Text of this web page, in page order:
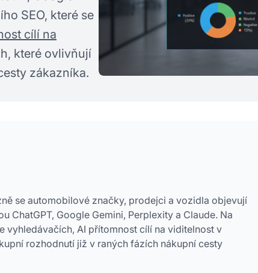
SEO, které se
cílí na
které ovlivňují
zákazníka.
se automobilové značky, prodejci a vozidla objevují
ChatGPT, Google Gemini, Perplexity a Claude. Na
vyhledávačích, AI přítomnost cílí na viditelnost v
rozhodnutí již v raných fázích nákupní cesty